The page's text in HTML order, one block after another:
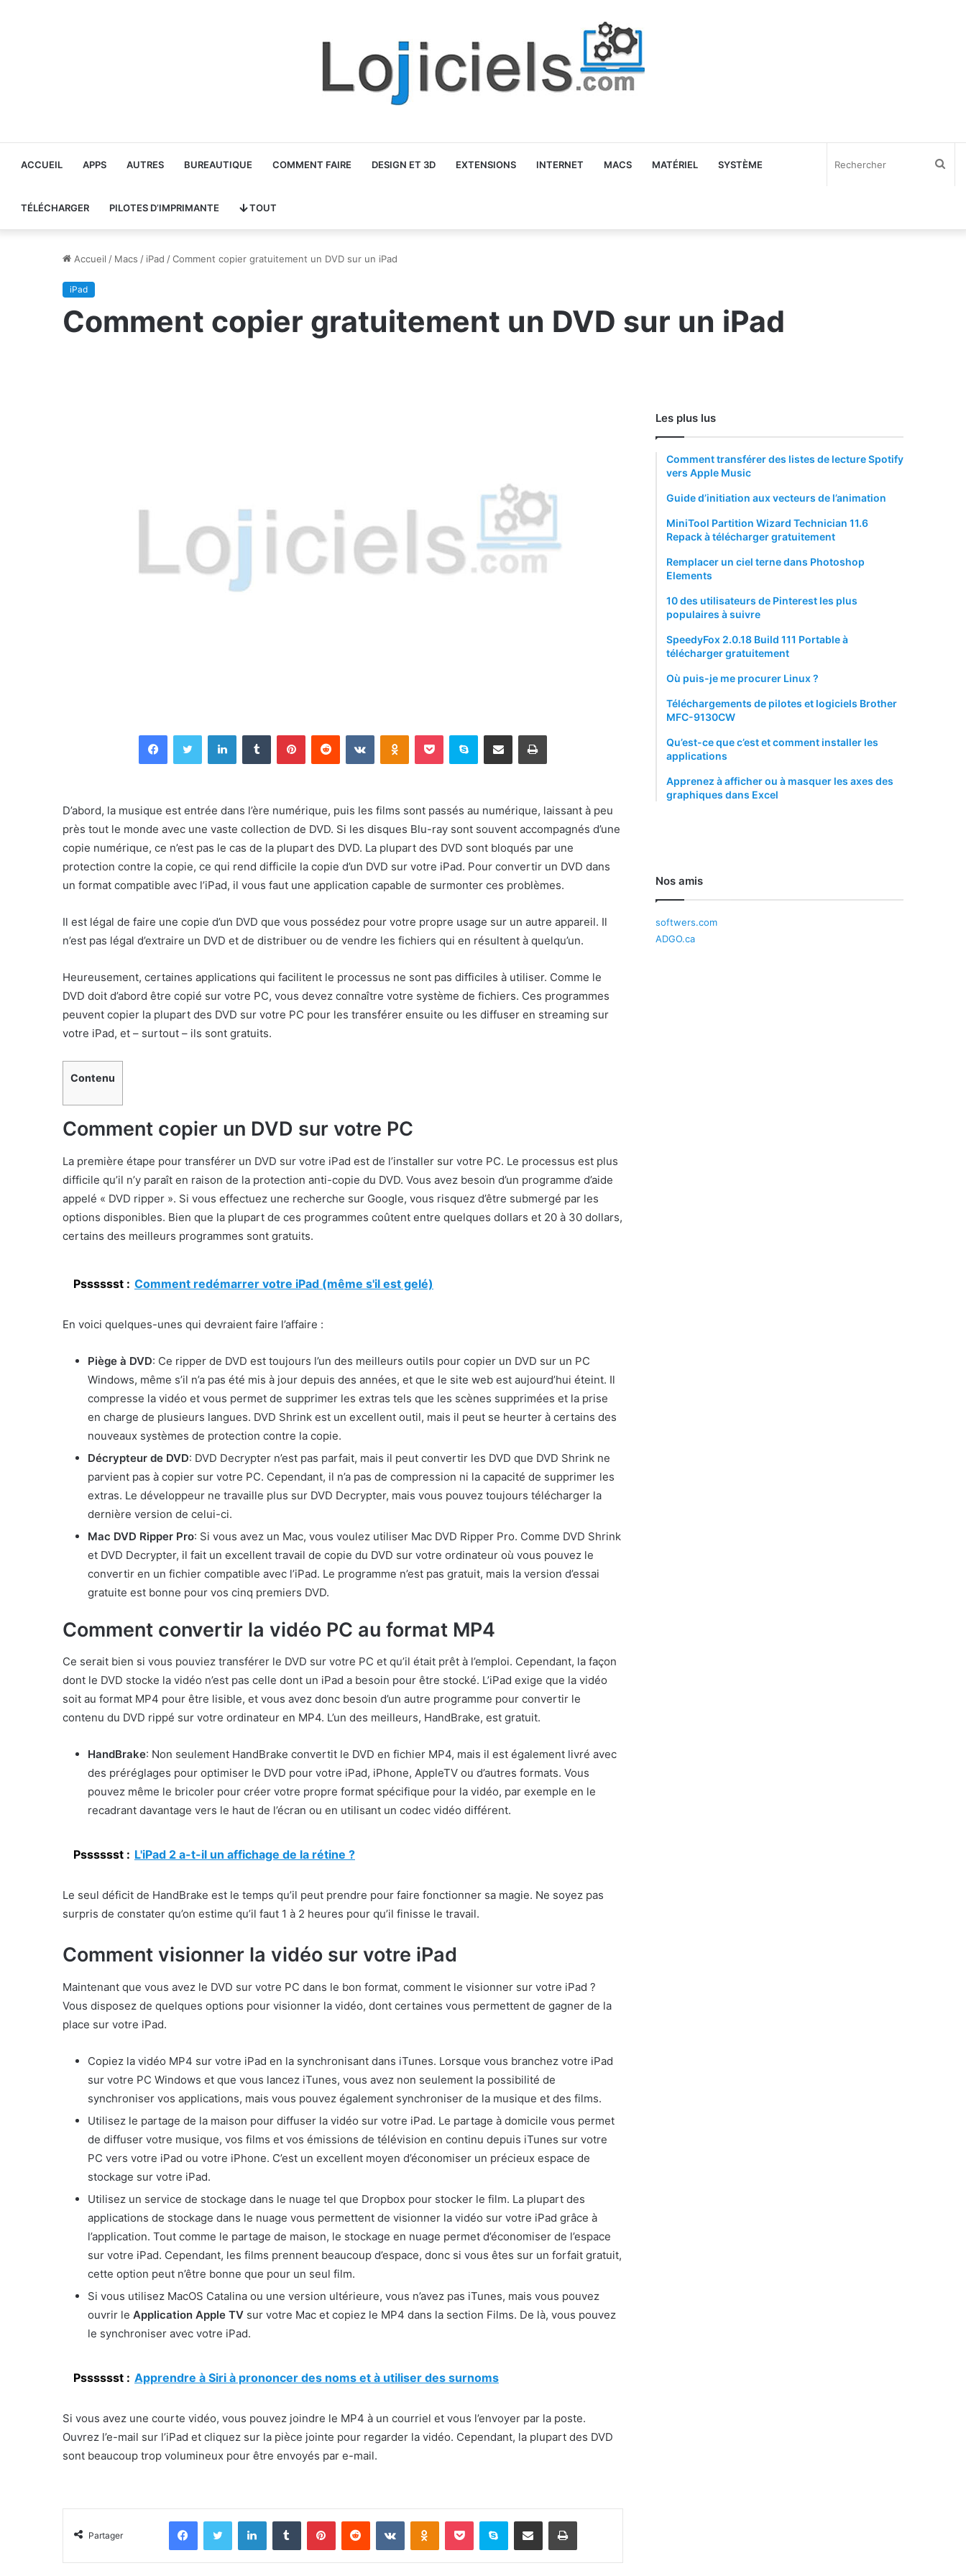
ACCUEIL APPS AUTRES BUREAUTIQUE COMMENT FAIRE DESIGN ET 3D EXTENSIONS INTERNET MACS MATÉRIEL SYSTÈME
TÉLÉCHARGER PILOTES D’IMPRIMANTE TOUT
Accueil / Macs / iPad /Comment copier gratuitement un DVD sur un iPad
iPad
Comment copier gratuitement un DVD sur un iPad
FacebookTwitter LinkedinTumblr PinterestReddit VKontakteOdnoklassniki
Pocket Skype Partager par email Imprimer
D’abord, la musique est entrée dans l’ère numérique, puis les films sont passés au numérique, laissant à peu
près tout le monde avec une vaste collection de DVD. Si les disques Blu-ray sont souvent accompagnés d’une
copie numérique, ce n’est pas le cas de la plupart des DVD. La plupart des DVD sont bloqués par une
protection contre la copie, ce qui rend difficile la copie d’un DVD sur votre iPad. Pour convertir un DVD dans
un format compatible avec l’iPad, il vous faut une application capable de surmonter ces problèmes.
Il est légal de faire une copie d’un DVD que vous possédez pour votre propre usage sur un autre appareil. Il
n’est pas légal d’extraire un DVD et de distribuer ou de vendre les fichiers qui en résultent à quelqu’un.
Heureusement, certaines applications qui facilitent le processus ne sont pas difficiles à utiliser. Comme le
DVD doit d’abord être copié sur votre PC, vous devez connaître votre système de fichiers. Ces programmes
peuvent copier la plupart des DVD sur votre PC pour les transférer ensuite ou les diffuser en streaming sur
votre iPad, et – surtout – ils sont gratuits.
Contenu
Comment copier un DVD sur votre PC
La première étape pour transférer un DVD sur votre iPad est de l’installer sur votre PC. Le processus est plus
difficile qu’il n’y paraît en raison de la protection anti-copie du DVD. Vous avez besoin d’un programme d’aide
appelé « DVD ripper ». Si vous effectuez une recherche sur Google, vous risquez d’être submergé par les
options disponibles. Bien que la plupart de ces programmes coûtent entre quelques dollars et 20 à 30 dollars,
certains des meilleurs programmes sont gratuits.
Psssssst : Comment redémarrer votre iPad (même s'il est gelé)
En voici quelques-unes qui devraient faire l’affaire :
Piège à DVD: Ce ripper de DVD est toujours l’un des meilleurs outils pour copier un DVD sur un PC
Windows, même s’il n’a pas été mis à jour depuis des années, et que le site web est aujourd’hui éteint. Il
compresse la vidéo et vous permet de supprimer les extras tels que les scènes supprimées et la prise
en charge de plusieurs langues. DVD Shrink est un excellent outil, mais il peut se heurter à certains des
nouveaux systèmes de protection contre la copie.
Décrypteur de DVD: DVD Decrypter n’est pas parfait, mais il peut convertir les DVD que DVD Shrink ne
parvient pas à copier sur votre PC. Cependant, il n’a pas de compression ni la capacité de supprimer les
extras. Le développeur ne travaille plus sur DVD Decrypter, mais vous pouvez toujours télécharger la
dernière version de celui-ci.
Mac DVD Ripper Pro: Si vous avez un Mac, vous voulez utiliser Mac DVD Ripper Pro. Comme DVD Shrink
et DVD Decrypter, il fait un excellent travail de copie du DVD sur votre ordinateur où vous pouvez le
convertir en un fichier compatible avec l’iPad. Le programme n’est pas gratuit, mais la version d’essai
gratuite est bonne pour vos cinq premiers DVD.
Comment convertir la vidéo PC au format MP4
Ce serait bien si vous pouviez transférer le DVD sur votre PC et qu’il était prêt à l’emploi. Cependant, la façon
dont le DVD stocke la vidéo n’est pas celle dont un iPad a besoin pour être stocké. L’iPad exige que la vidéo
soit au format MP4 pour être lisible, et vous avez donc besoin d’un autre programme pour convertir le
contenu du DVD rippé sur votre ordinateur en MP4. L’un des meilleurs, HandBrake, est gratuit.
HandBrake: Non seulement HandBrake convertit le DVD en fichier MP4, mais il est également livré avec
des préréglages pour optimiser le DVD pour votre iPad, iPhone, AppleTV ou d’autres formats. Vous
pouvez même le bricoler pour créer votre propre format spécifique pour la vidéo, par exemple en le
recadrant davantage vers le haut de l’écran ou en utilisant un codec vidéo différent.
Psssssst : L'iPad 2 a-t-il un affichage de la rétine ?
Le seul déficit de HandBrake est le temps qu’il peut prendre pour faire fonctionner sa magie. Ne soyez pas
surpris de constater qu’on estime qu’il faut 1 à 2 heures pour qu’il finisse le travail.
Comment visionner la vidéo sur votre iPad
Maintenant que vous avez le DVD sur votre PC dans le bon format, comment le visionner sur votre iPad ?
Vous disposez de quelques options pour visionner la vidéo, dont certaines vous permettent de gagner de la
place sur votre iPad.
Copiez la vidéo MP4 sur votre iPad en la synchronisant dans iTunes. Lorsque vous branchez votre iPad
sur votre PC Windows et que vous lancez iTunes, vous avez non seulement la possibilité de
synchroniser vos applications, mais vous pouvez également synchroniser de la musique et des films.
Utilisez le partage de la maison pour diffuser la vidéo sur votre iPad. Le partage à domicile vous permet
de diffuser votre musique, vos films et vos émissions de télévision en continu depuis iTunes sur votre
PC vers votre iPad ou votre iPhone. C’est un excellent moyen d’économiser un précieux espace de
stockage sur votre iPad.
Utilisez un service de stockage dans le nuage tel que Dropbox pour stocker le film. La plupart des
applications de stockage dans le nuage vous permettent de visionner la vidéo sur votre iPad grâce à
l’application. Tout comme le partage de maison, le stockage en nuage permet d’économiser de l’espace
sur votre iPad. Cependant, les films prennent beaucoup d’espace, donc si vous êtes sur un forfait gratuit,
cette option peut n’être bonne que pour un seul film.
Si vous utilisez MacOS Catalina ou une version ultérieure, vous n’avez pas iTunes, mais vous pouvez
ouvrir le Application Apple TV sur votre Mac et copiez le MP4 dans la section Films. De là, vous pouvez
le synchroniser avec votre iPad.
Psssssst : Apprendre à Siri à prononcer des noms et à utiliser des surnoms
Si vous avez une courte vidéo, vous pouvez joindre le MP4 à un courriel et vous l’envoyer par la poste.
Ouvrez l’e-mail sur l’iPad et cliquez sur la pièce jointe pour regarder la vidéo. Cependant, la plupart des DVD
sont beaucoup trop volumineux pour être envoyés par e-mail.
Partager
FacebookTwitter LinkedinTumblr PinterestReddit VKontakteOdnoklassniki
Pocket Skype Partager par email Imprimer
Les plus lus
Comment transférer des listes de lecture Spotify
vers Apple Music
Guide d’initiation aux vecteurs de l’animation
MiniTool Partition Wizard Technician 11.6
Repack à télécharger gratuitement
Remplacer un ciel terne dans Photoshop
Elements
10 des utilisateurs de Pinterest les plus
populaires à suivre
SpeedyFox 2.0.18 Build 111 Portable à
télécharger gratuitement
Où puis-je me procurer Linux ?
Téléchargements de pilotes et logiciels Brother
MFC-9130CW
Qu’est-ce que c’est et comment installer les
applications
Apprenez à afficher ou à masquer les axes des
graphiques dans Excel
Nos amis
softwers.com
ADGO.ca